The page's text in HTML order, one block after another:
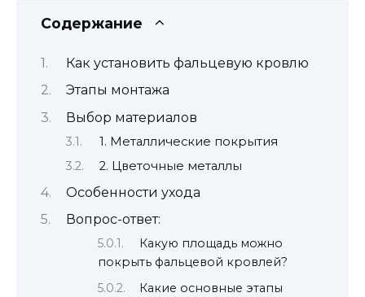
Содержание
Как установить фальцевую кровлю
Этапы монтажа
Выбор материалов
1. Металлические покрытия
2. Цветочные металлы
Особенности ухода
Вопрос-ответ:
Какую площадь можно
покрыть фальцевой кровлей?
Какие основные этапы